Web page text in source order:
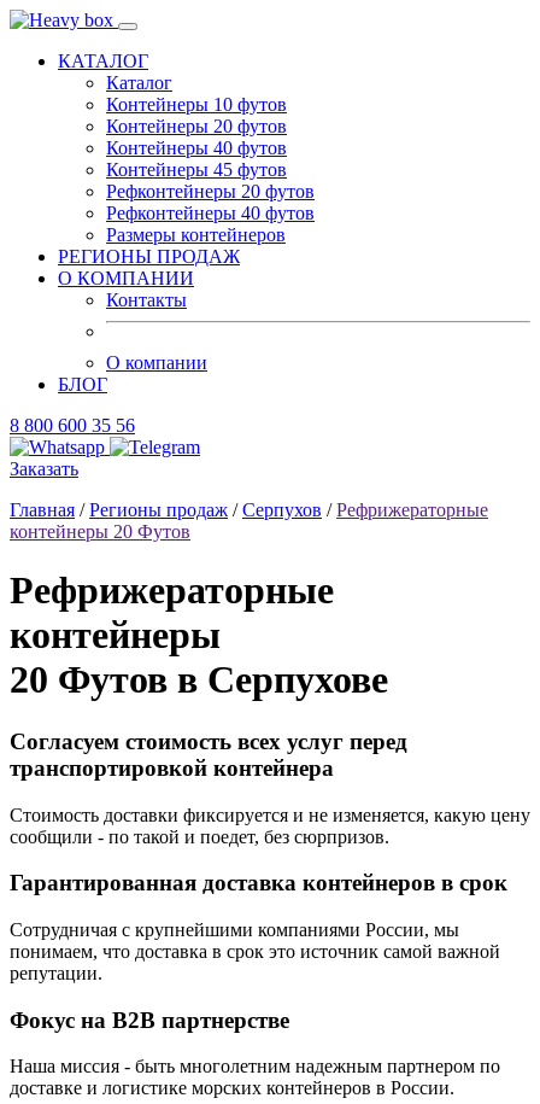
КАТАЛОГ
Каталог
Контейнеры 10 футов
Контейнеры 20 футов
Контейнеры 40 футов
Контейнеры 45 футов
Рефконтейнеры 20 футов
Рефконтейнеры 40 футов
Размеры контейнеров
РЕГИОНЫ ПРОДАЖ
О КОМПАНИИ
Контакты
О компании
БЛОГ
8 800 600 35 56
Заказать
Главная /Регионы продаж /Серпухов /Рефрижераторные
контейнеры 20 Футов
Рефрижераторные
контейнеры
20 Футов в Серпухове
Согласуем стоимость всех услуг перед
транспортировкой контейнера
Стоимость доставки фиксируется и не изменяется, какую цену
сообщили - по такой и поедет, без сюрпризов.
Гарантированная доставка контейнеров в срок
Сотрудничая с крупнейшими компаниями России, мы
понимаем, что доставка в срок это источник самой важной
репутации.
Фокус на B2B партнерстве
Наша миссия - быть многолетним надежным партнером по
доставке и логистике морских контейнеров в России.